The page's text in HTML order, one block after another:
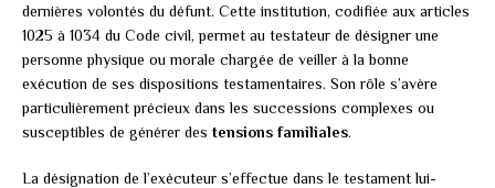
dernières volontés du défunt. Cette institution, codifiée aux articles
1025 à 1034 du Code civil, permet au testateur de désigner une
personne physique ou morale chargée de veiller à la bonne
exécution de ses dispositions testamentaires. Son rôle s’avère
particulièrement précieux dans les successions complexes ou
susceptibles de générer des tensions familiales.
La désignation de l’exécuteur s’effectue dans le testament lui-